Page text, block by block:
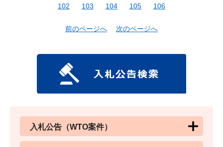
102
103 104 105 106
前のページへ 次のページへ
入札公告（WTO案件）